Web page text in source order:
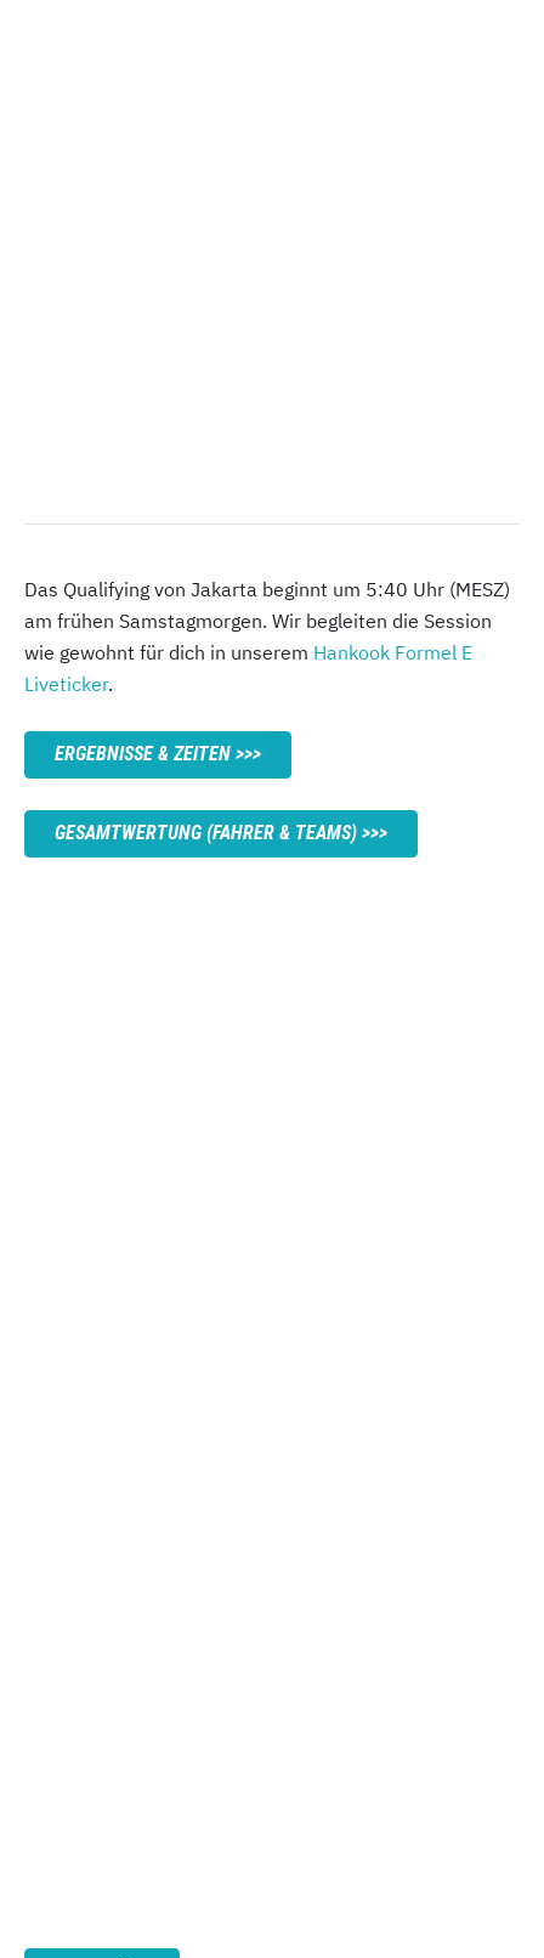
Das Qualifying von Jakarta beginnt um 5:40 Uhr (MESZ)
am frühen Samstagmorgen. Wir begleiten die Session
wie gewohnt für dich in unserem Hankook Formel E
Liveticker.
ERGEBNISSE & ZEITEN
GESAMTWERTUNG (FAHRER & TEAMS)